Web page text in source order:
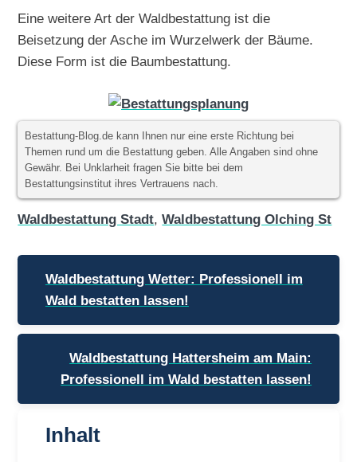
Eine weitere Art der Waldbestattung ist die
Beisetzung der Asche im Wurzelwerk der Bäume.
Diese Form ist die Baumbestattung.
Bestattung-Blog.de kann Ihnen nur eine erste Richtung bei
Themen rund um die Bestattung geben. Alle Angaben sind ohne
Gewähr. Bei Unklarheit fragen Sie bitte bei dem
Bestattungsinstitut ihres Vertrauens nach.
Waldbestattung Stadt,Waldbestattung Olching St
Beitragsnavigation
Waldbestattung Wetter: Professionell im
Wald bestatten lassen!
Waldbestattung Hattersheim am Main:
Professionell im Wald bestatten lassen!
Inhalt